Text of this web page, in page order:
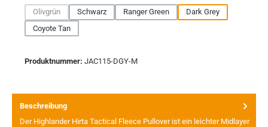
Olivgrün
(Diese Option ist zurzeit nicht verfügbar.)
Schwarz Ranger Green
Dark Grey
Coyote Tan
Produktnummer: JAC115-DGY-M
Beschreibung
Der Highlander Hirta Tactical Fleece Pullover ist ein leichter Midlayer